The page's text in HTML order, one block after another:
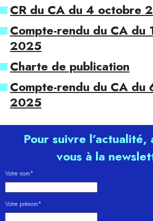
CR du CA du 4 octobre
Compte-rendu du CA du
2025
Charte de publication
Compte-rendu du CA du
2025
Pour suivre l’actualité,
vous à la
Votre nom*
Votre prénom*